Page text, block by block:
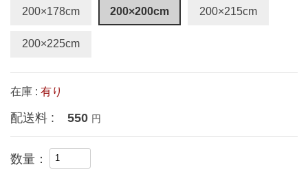
200×178cm 200×200cm 200×215cm
200×225cm
在庫 : 有り
配送料 : 550 円
数量：